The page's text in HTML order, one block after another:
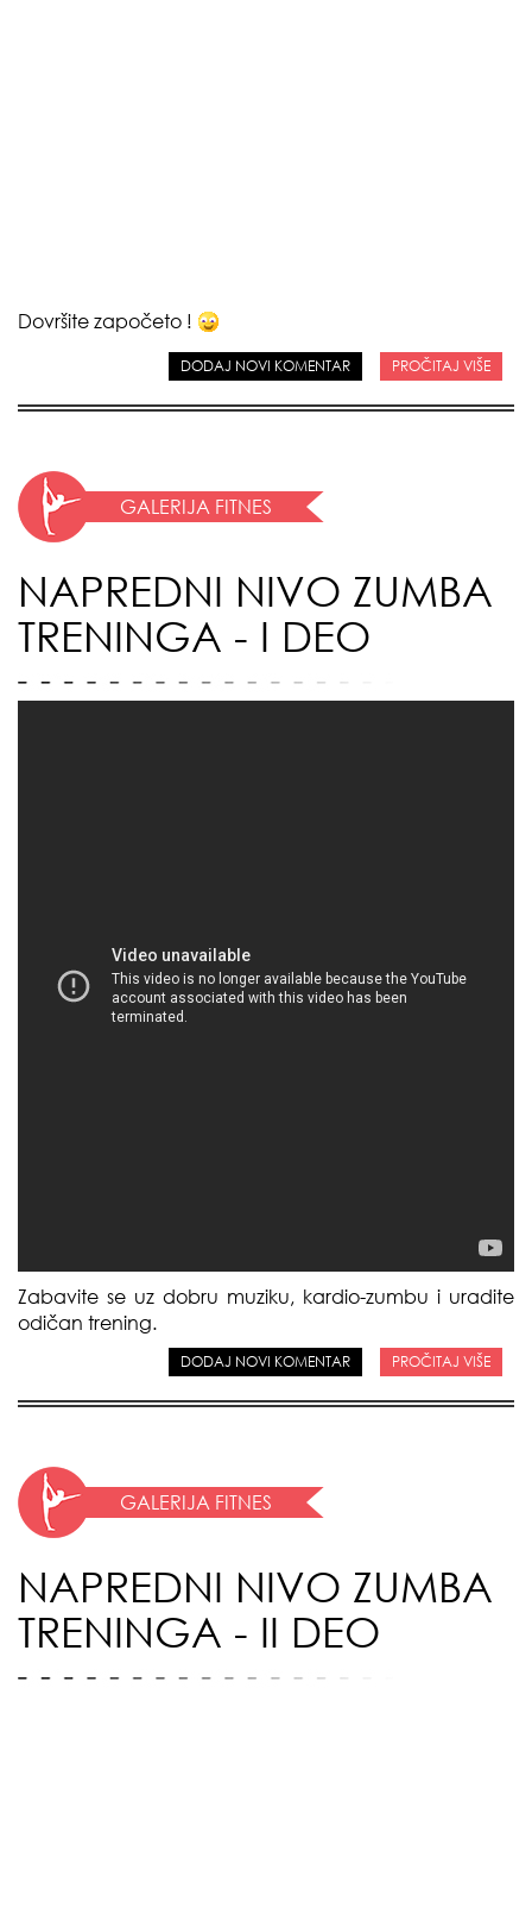
Dovršite započeto !
DODAJ NOVI KOMENTAR PROČITAJ VIŠE
GALERIJA FITNES
NAPREDNI NIVO ZUMBA
TRENINGA - I DEO
Zabavite se uz dobru muziku, kardio-zumbu i uradite
odičan trening.
DODAJ NOVI KOMENTAR PROČITAJ VIŠE
GALERIJA FITNES
NAPREDNI NIVO ZUMBA
TRENINGA - II DEO